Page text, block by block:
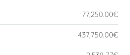
77,250.00€
437,750.00€